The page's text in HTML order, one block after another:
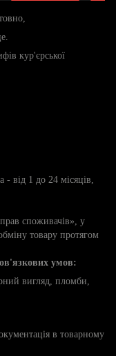
кур'єрської
- від 1 до 24 місяців,
споживачів», у
товару протягом
умов:
вигляд, пломби,
в товарному